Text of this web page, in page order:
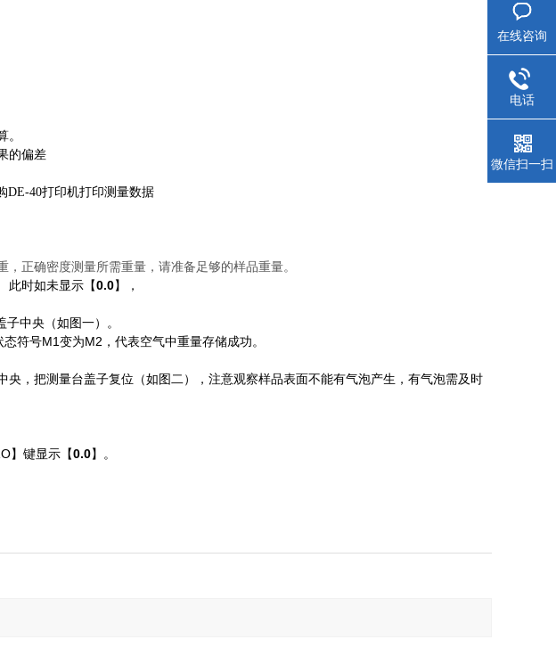
。
的偏差
DE-40打印机打印测量数据
正确密度测量所需重量，请准备足够的样品重量。
此时如未显示【0.0】，
中央（如图一）。
符号M1变为M2，代表空气中重量存储成功。
，把测量台盖子复位（如图二），注意观察样品表面不能有气泡产生，有气泡需及时
】键显示【0.0】。
在线咨询
电话
微信扫一扫